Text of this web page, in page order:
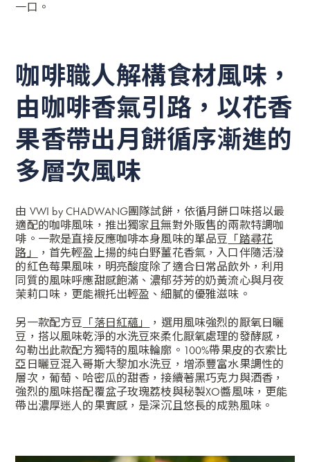
一口。
咖啡職人解構食材風味，
由咖啡香氣引路，以花香
果香帶出月餅循序漸進的
多層次風味
由 VWI by CHADWANG團隊試餅，依循月餅口味搭以最
適配的咖啡風味，推出獨家且無對外販售的兩款特調咖
啡。一款是直接反應咖啡本身風味的單品豆 「踏尋花
路」
，首先輕盈上揚的純白野薑花香氣，入口伴隨活潑
的紅色莓果風味，明亮酸度除了適合日常品飲外，利用
同質的風味呼應甜感飽滿、濃郁芬芳的奶黃流心與月夜
茉莉口味，更能襯托出輕盈、細膩的優雅滋味。
另一款配方豆 「落日紅蘊」
，選用風味強烈的厭氧日曬
豆，搭以風味乾淨的水洗豆來柔化厭氧處理的發酵感，
勾勒出此款配方獨特的風味輪廓。100%帶果皮的衣索比
亞日曬豆混入哥斯大黎加水洗豆，增添豐富水果調性的
層次，葡萄、哈密瓜的甜香，接續著黑巧克力與酒香，
強烈的風味搭配覆盆子玫瑰荔枝與秘製XO醬風味，更能
帶出濃厚迷人的果實感，是深沉且悠長的成熟風味。